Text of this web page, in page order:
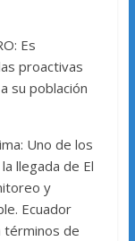
Es
proactivas
su población
Uno de los
llegada de El
y
Ecuador
términos de